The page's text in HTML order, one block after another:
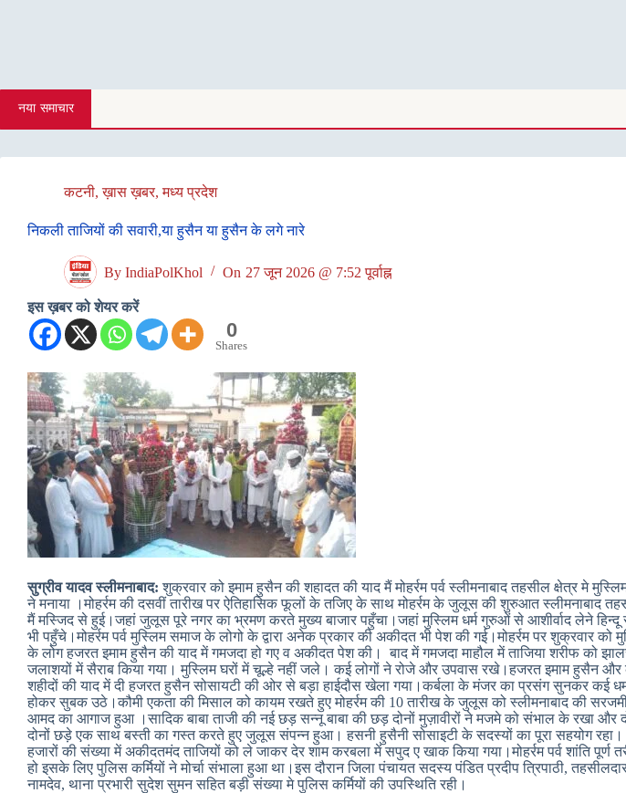
नया समाचार
कटनी,ख़ास ख़बर,मध्य प्रदेश
निकली ताजियों की सवारी,या हुसैन या हुसैन के लगे नारे
By IndiaPolKhol On 27 जून 2026 @ 7:52 पूर्वाह्न
इस ख़बर को शेयर करें
0
Shares
सुग्रीव यादव स्लीमनाबाद: शुक्रवार को इमाम हुसैन की शहादत की याद मैं मोहर्रम पर्व स्लीमनाबाद तहसील क्षेत्र मे मुस्लिम
ने मनाया ।मोहर्रम की दसवीं तारीख पर ऐतिहासिक फूलों के तजिए के साथ मोहर्रम के जुलूस की शुरुआत स्लीमनाबाद
मैं मस्जिद से हुई।जहां जुलूस पूरे नगर का भ्रमण करते मुख्य बाजार पहुँचा।जहां मुस्लिम धर्म गुरुओं से आशीर्वाद लेने हिन्दू
भी पहुँचे।मोहर्रम पर्व मुस्लिम समाज के लोगो के द्वारा अनेक प्रकार की अकीदत भी पेश की गई।मोहर्रम पर शुक्रवार को
के लोग हजरत इमाम हुसैन की याद में गमजदा हो गए व अकीदत पेश की। बाद में गमजदा माहौल में ताजिया शरीफ को
जलाशयों में सैराब किया गया। मुस्लिम घरों में चूल्हे नहीं जले। कई लोगों ने रोजे और उपवास रखे।हजरत इमाम हुसैन और
शहीदों की याद में दी हजरत हुसैन सोसायटी की ओर से बड़ा हाईदौस खेला गया।कर्बला के मंजर का प्रसंग सुनकर कई
होकर सुबक उठे।कौमी एकता की मिसाल को कायम रखते हुए मोहर्रम की 10 तारीख के जुलूस को स्लीमनाबाद की
आमद का आगाज हुआ ।सादिक बाबा ताजी की नई छड़ सन्नू बाबा की छड़ दोनों मुज़ावीरों ने मजमे को संभाल के रखा और
दोनों छड़े एक साथ बस्ती का गस्त करते हुए जुलूस संपन्न हुआ। हसनी हुसैनी सोसाइटी के सदस्यों का पूरा सहयोग रहा।
हजारों की संख्या में अकीदतमंद ताजियों को ले जाकर देर शाम करबला में सपुद ए खाक किया गया।मोहर्रम पर्व शांति पूर्ण
हो इसके लिए पुलिस कर्मियों ने मोर्चा संभाला हुआ था।इस दौरान जिला पंचायत सदस्य पंडित प्रदीप त्रिपाठी,
नामदेव, थाना प्रभारी सुदेश सुमन सहित बड़ी संख्या मे पुलिस कर्मियों की उपस्थिति रही।